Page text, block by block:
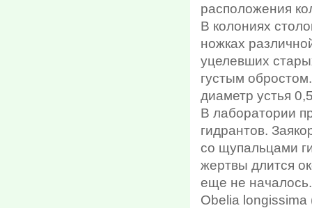
расположения
В колониях
ножках
уцелевших
густым
диаметр устья
В лаборатории
гидрантов.
со щупальцами
жертвы длится
еще не началось.
Obelia longissima